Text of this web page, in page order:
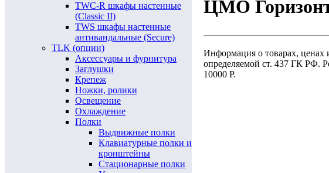
TWC-R шкафы настенные
(Classic II)
TWS шкафы настенные
антивандальные (Secure)
TLK (опции)
Аксессуары и фурнитура
Заглушки
Крепеж
Ножки, ролики
Освещение
Охлаждение
Полки
Выдвижные полки
Клавиатурные полки и
кронштейны
Стационарные полки
ЦМО
Информация о товарах, ценах
определяемой ст. 437 ГК
10000 Р.